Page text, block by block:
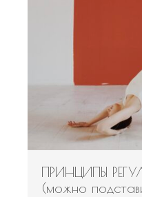
ПРИНЦИПЫ
(можно